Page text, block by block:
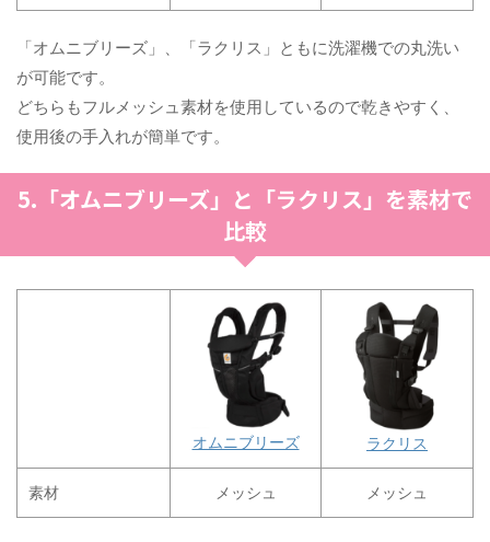
「オムニブリーズ」、「ラクリス」ともに洗濯機での丸洗い
が可能です。
どちらもフルメッシュ素材を使用しているので乾きやすく、
使用後の手入れが簡単です。
5.「オムニブリーズ」と「ラクリス」を素材で
比較
オムニブリーズ ラクリス
素材 メッシュ メッシュ